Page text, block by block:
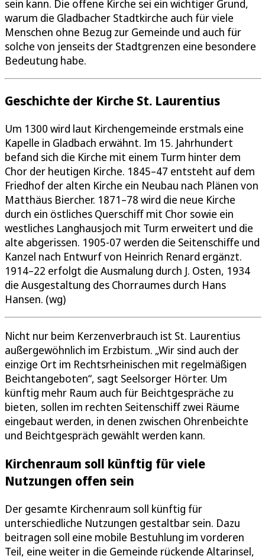
sein kann. Die offene Kirche sei ein wichtiger Grund,
warum die Gladbacher Stadtkirche auch für viele
Menschen ohne Bezug zur Gemeinde und auch für
solche von jenseits der Stadtgrenzen eine besondere
Bedeutung habe.
Geschichte der Kirche St. Laurentius
Um 1300 wird laut Kirchengemeinde erstmals eine
Kapelle in Gladbach erwähnt. Im 15. Jahrhundert
befand sich die Kirche mit einem Turm hinter dem
Chor der heutigen Kirche. 1845–47 entsteht auf dem
Friedhof der alten Kirche ein Neubau nach Plänen von
Matthäus Biercher. 1871–78 wird die neue Kirche
durch ein östliches Querschiff mit Chor sowie ein
westliches Langhausjoch mit Turm erweitert und die
alte abgerissen. 1905-07 werden die Seitenschiffe und
Kanzel nach Entwurf von Heinrich Renard ergänzt.
1914–22 erfolgt die Ausmalung durch J. Osten, 1934
die Ausgestaltung des Chorraumes durch Hans
Hansen. (wg)
Nicht nur beim Kerzenverbrauch ist St. Laurentius
außergewöhnlich im Erzbistum. „Wir sind auch der
einzige Ort im Rechtsrheinischen mit regelmäßigen
Beichtangeboten“, sagt Seelsorger Hörter. Um
künftig mehr Raum auch für Beichtgespräche zu
bieten, sollen im rechten Seitenschiff zwei Räume
eingebaut werden, in denen zwischen Ohrenbeichte
und Beichtgespräch gewählt werden kann.
Kirchenraum soll künftig für viele
Nutzungen offen sein
Der gesamte Kirchenraum soll künftig für
unterschiedliche Nutzungen gestaltbar sein. Dazu
beitragen soll eine mobile Bestuhlung im vorderen
Teil, eine weiter in die Gemeinde rückende Altarinsel,